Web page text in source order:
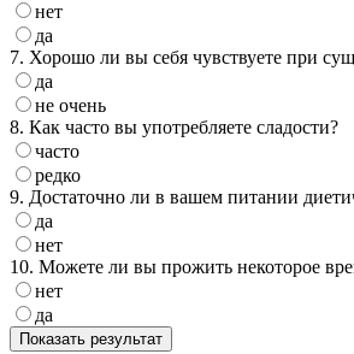
нет
да
7. Хорошо ли вы себя чувствуете при
да
не очень
8. Как часто вы употребляете сладости?
часто
редко
9. Достаточно ли в вашем питании
да
нет
10. Можете ли вы прожить некоторое
нет
да